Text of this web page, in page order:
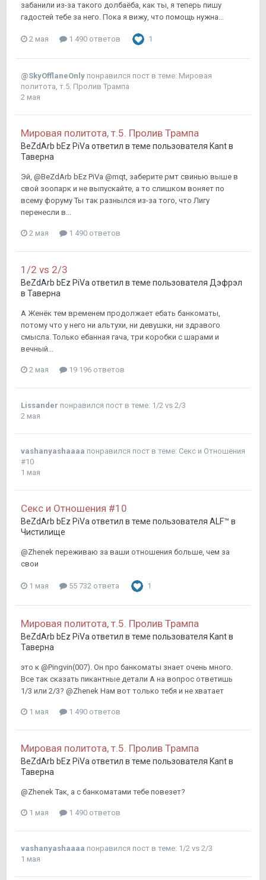
забанили из-за такого долбаёба, как ты, я теперь пишу
гадостей тебе за него. Пока я вижу, что помощь нужна...
2 мая 1 490 ответов 1
@SkyOfflaneOnly понравился пост в теме: Мировая
политота, т.5. Пролив Трампа
2 мая
Мировая политота, т.5. Пролив Трампа
BeZdArb bEz PiVa ответил в теме пользователя Kantв
Таверна
Эй, @BeZdArb bEz PiVa @mqt, заберите рмт свинью выше в
свой зоопарк и не выпускайте, а то слишком воняет по
всему форуму Ты так разнылся из-за того, что Лигу
перенесли в...
2 мая 1 490 ответов
1/2 vs 2/3
BeZdArb bEz PiVa ответил в теме пользователя Дэфрэл
в Таверна
А Женёк тем временем продолжает ебать банкоматы,
потому что у него ни альтухи, ни девушки, ни здравого
смысла. Только ебанная гача, три коробки с шарами и
вечный...
2 мая 19 196 ответов
Lissander понравился пост в теме: 1/2 vs 2/3
2 мая
vashanyashaaaa понравился пост в теме: Секс и Отношения
#10
1 мая
Секс и Отношения #10
BeZdArb bEz PiVa ответил в теме пользователя ALF™ в
Чистилище
@Zhenek переживаю за ваши отношения больше, чем за
свои
1 мая 55 732 ответа 1
Мировая политота, т.5. Пролив Трампа
BeZdArb bEz PiVa ответил в теме пользователя Kantв
Таверна
это к @Pingvin(007). Он про банкоматы знает очень много.
Все так сказать пикантные детали А на вопрос ответишь
1/3 или 2/3? @Zhenek Нам вот только тебя и не хватает
1 мая 1 490 ответов
Мировая политота, т.5. Пролив Трампа
BeZdArb bEz PiVa ответил в теме пользователя Kantв
Таверна
@Zhenek Так, а с банкоматами тебе повезет?
1 мая 1 490 ответов
vashanyashaaaa понравился пост в теме: 1/2 vs 2/3
1 мая